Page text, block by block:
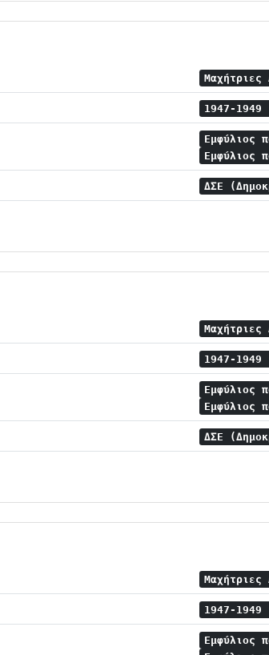
1947-1949
Εμφύλιος
Εμφύλιος
ΔΣΕ
1947-1949
Εμφύλιος
Εμφύλιος
ΔΣΕ
1947-1949
Εμφύλιος